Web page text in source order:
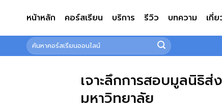
หน้าหลัก คอร์สเรียน บริการ รีวิว บทความ เกี่ย
ค้นหา:
เจาะลึกการสอบมูลนิธิส่
มหาวิทยาลัย